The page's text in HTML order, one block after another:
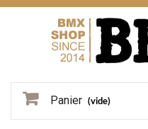
Panier (vide)